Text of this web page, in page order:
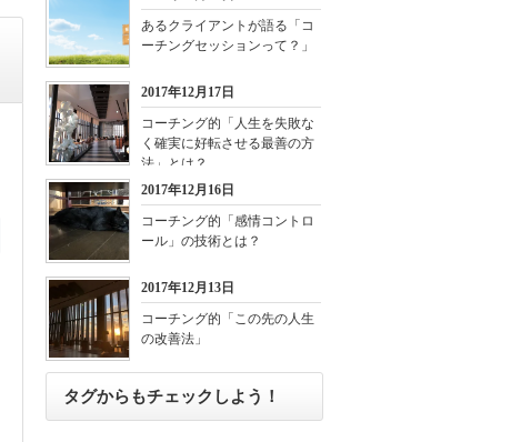
あるクライアントが語る「コ
ーチングセッションって？」
2017年12月17日
コーチング的「人生を失敗な
く確実に好転させる最善の方
法」とは？
2017年12月16日
コーチング的「感情コントロ
ール」の技術とは？
2017年12月13日
コーチング的「この先の人生
の改善法」
タグからもチェックしよう！